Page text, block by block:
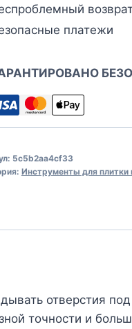
платежи
5c5b2aa4cf33
Инструменты для плитки
отверстия
точности и